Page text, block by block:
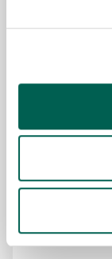
Dewey
Krijg
vrienden.